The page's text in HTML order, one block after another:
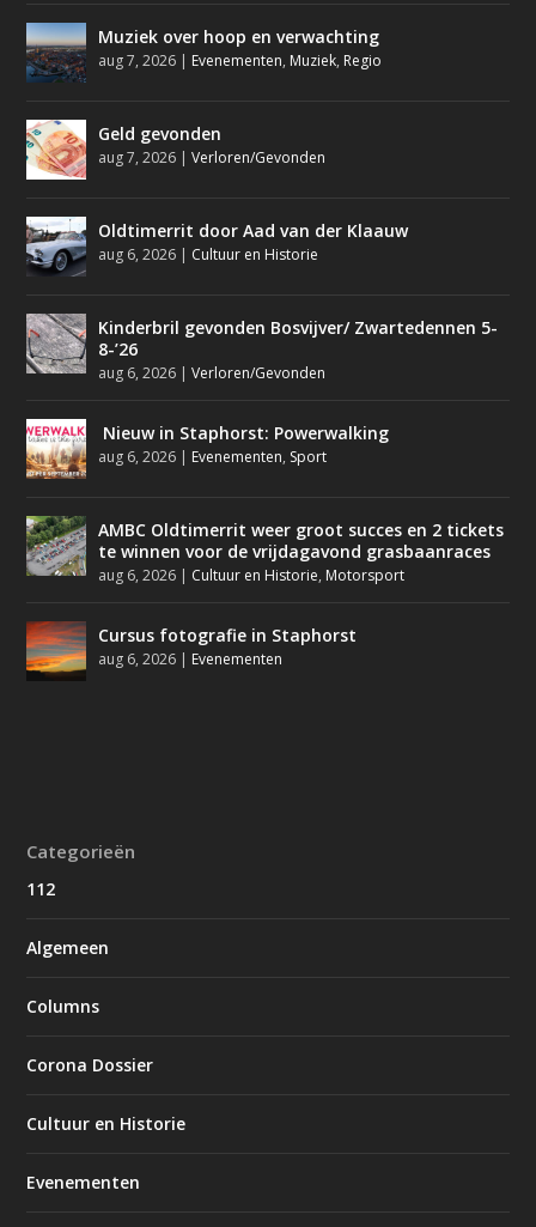
Muziek over hoop en verwachting
aug 7, 2026 | Evenementen, Muziek, Regio
Geld gevonden
aug 7, 2026 |Verloren/Gevonden
Oldtimerrit door Aad van der Klaauw
aug 6, 2026 | Cultuur en Historie
Kinderbril gevonden Bosvijver/ Zwartedennen 5-
8-’26
aug 6, 2026 |Verloren/Gevonden
Nieuw in Staphorst: Powerwalking
aug 6, 2026 | Evenementen, Sport
AMBC Oldtimerrit weer groot succes en 2 tickets
te winnen voor de vrijdagavond grasbaanraces
aug 6, 2026 | Cultuur en Historie, Motorsport
Cursus fotografie in Staphorst
aug 6, 2026 | Evenementen
Categorieën
112
Algemeen
Columns
Corona Dossier
Cultuur en Historie
Evenementen